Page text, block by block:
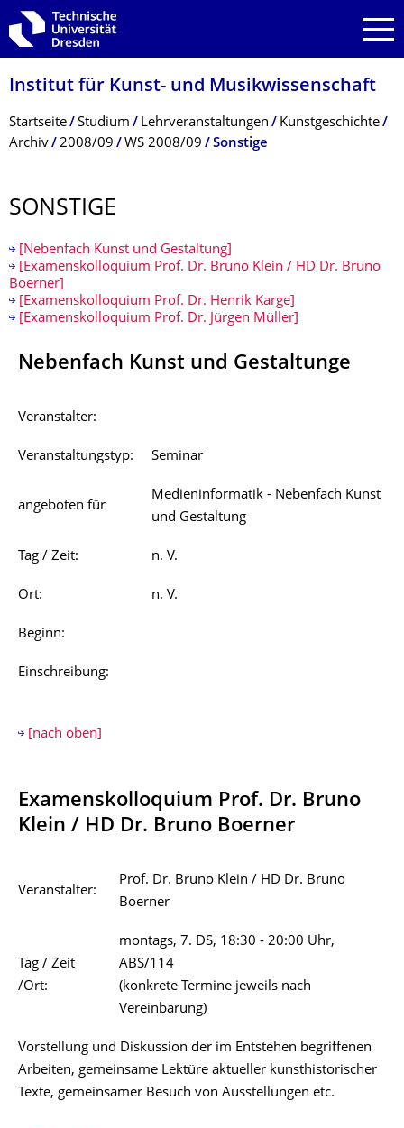
Zur Hauptnavigation springen
Zur Suche springen
Zum Inhalt springen
Institut für Kunst- und Musikwissenschaft
Breadcrumb-Menü
Startseite Studium Lehrveranstaltungen
Kunstgeschichte
Archiv
2008/09 WS 2008/09 Sonstige
SONSTIGE
[Nebenfach Kunst und Gestaltung]
[Examenskolloquium Prof. Dr. Bruno Klein / HD Dr. Bruno
Boerner]
[Examenskolloquium Prof. Dr. Henrik Karge]
[Examenskolloquium Prof. Dr. Jürgen Müller]
Nebenfach Kunst und Gestaltunge
Veranstalter:
Veranstaltungstyp: Seminar
angeboten für
Medieninformatik - Nebenfach Kunst
und Gestaltung
Tag / Zeit: n. V.
Ort: n. V.
Beginn:
Einschreibung:
[nach oben]
Examenskolloquium Prof. Dr. Bruno
Klein / HD Dr. Bruno Boerner
Veranstalter:
Prof. Dr. Bruno Klein / HD Dr. Bruno
Boerner
Tag / Zeit
/Ort:
montags, 7. DS, 18:30 - 20:00 Uhr,
ABS/114
(konkrete Termine jeweils nach
Vereinbarung)
Vorstellung und Diskussion der im Entstehen begriffenen
Arbeiten, gemeinsame Lektüre aktueller kunsthistorischer
Texte, gemeinsamer Besuch von Ausstellungen etc.